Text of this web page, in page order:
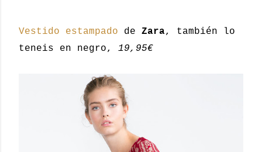
Vestido estampado de Zara, también lo
teneis en negro,
19,95€